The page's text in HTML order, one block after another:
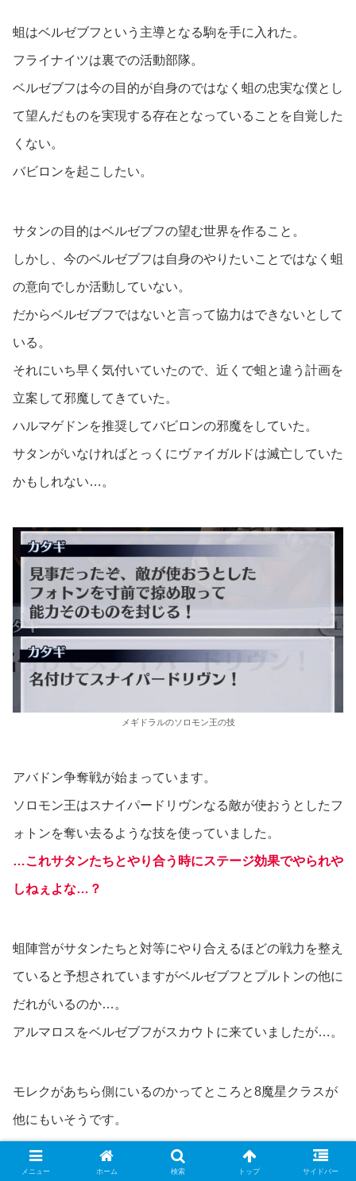
蛆はベルゼブフという主導となる駒を手に入れた。
フライナイツは裏での活動部隊。
ベルゼブフは今の目的が自身のではなく蛆の忠実な僕とし
て望んだものを実現する存在となっていることを自覚した
くない。
バビロンを起こしたい。
サタンの目的はベルゼブフの望む世界を作ること。
しかし、今のベルゼブフは自身のやりたいことではなく蛆
の意向でしか活動していない。
だからベルゼブフではないと言って協力はできないとして
いる。
それにいち早く気付いていたので、近くで蛆と違う計画を
立案して邪魔してきていた。
ハルマゲドンを推奨してバビロンの邪魔をしていた。
サタンがいなければとっくにヴァイガルドは滅亡していた
かもしれない…。
メギドラルのソロモン王の技
アバドン争奪戦が始まっています。
ソロモン王はスナイパードリヴンなる敵が使おうとしたフ
ォトンを奪い去るような技を使っていました。
…これサタンたちとやり合う時にステージ効果でやられや
しねぇよな…？
蛆陣営がサタンたちと対等にやり合えるほどの戦力を整え
ていると予想されていますがベルゼブフとプルトンの他に
だれがいるのか…。
アルマロスをベルゼブフがスカウトに来ていましたが…。
モレクがあちら側にいるのかってところと8魔星クラスが
他にもいそうです。
デミウルゴスもいるのではないかと思います。
強力な悪魔の名前も出てきそうですね。
メニュー ホーム 検索 トップ サイドバー